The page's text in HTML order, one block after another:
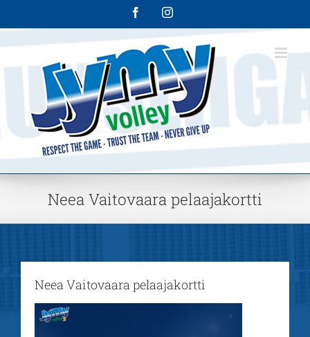
FacebookInstagram
Neea Vaitovaara pelaajakortti
Neea Vaitovaara pelaajakortti